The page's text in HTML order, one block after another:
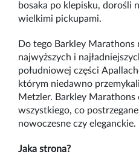
bosaka po klepisku, dorośli
wielkimi pickupami.
Do tego Barkley Marathons
najwyższych i
południowej części
którym niedawno
Metzler. Barkley Marathons
wszystkiego, co
nowoczesne czy
Jaka strona?